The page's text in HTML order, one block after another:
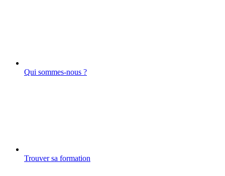
Qui sommes-nous ?
Trouver sa formation